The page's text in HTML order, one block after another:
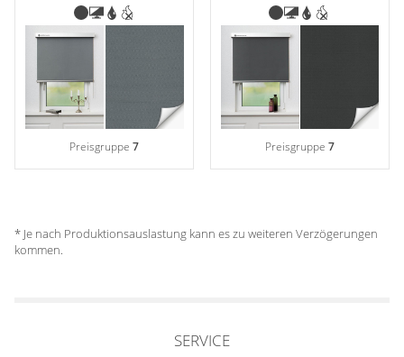
Preisgruppe7 Preisgruppe 7
* Je nach Produktionsauslastung kann es zu weiteren Verzögerungen
kommen.
SERVICE